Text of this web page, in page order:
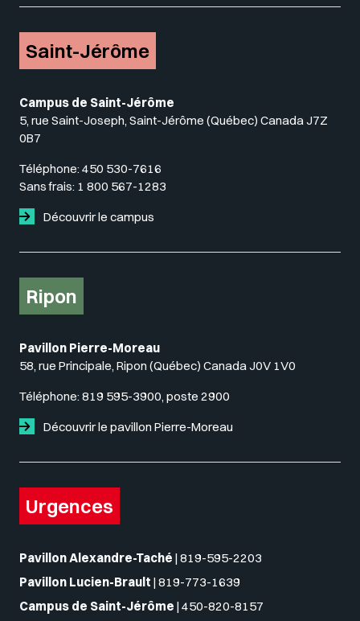
Saint-Jérôme
Campus de Saint-Jérôme
5, rue Saint-Joseph, Saint-Jérôme (Québec) Canada J7Z
0B7
Téléphone: 450 530-7616
Sans frais: 1 800 567-1283
Découvrir le campus
Ripon
Pavillon Pierre-Moreau
58, rue Principale, Ripon (Québec) Canada J0V 1V0
Téléphone: 819 595-3900, poste 2900
Découvrir le pavillon Pierre-Moreau
Urgences
Pavillon Alexandre-Taché | 819-595-2203
Pavillon Lucien-Brault | 819-773-1639
Campus de Saint-Jérôme | 450-820-8157